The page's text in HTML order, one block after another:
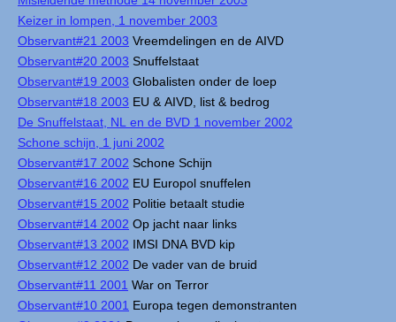
Keizer in lompen, 1 november 2003
Observant#21 2003 Vreemdelingen en de AIVD
Observant#20 2003 Snuffelstaat
Observant#19 2003 Globalisten onder de loep
Observant#18 2003 EU & AIVD, list & bedrog
De Snuffelstaat, NL en de BVD 1 november 2002
Schone schijn, 1 juni 2002
Observant#17 2002 Schone Schijn
Observant#16 2002 EU Europol snuffelen
Observant#15 2002 Politie betaalt studie
Observant#14 2002 Op jacht naar links
Observant#13 2002 IMSI DNA BVD kip
Observant#12 2002 De vader van de bruid
Observant#11 2001 War on Terror
Observant#10 2001 Europa tegen demonstranten